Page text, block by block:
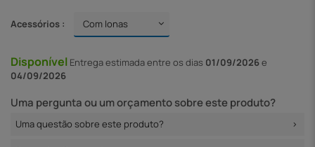
Acessórios :
Disponível Entregaestimada entre os dias 01/09/2026e
04/09/2026
Uma pergunta ou um orçamento sobre este produto?
Uma questão sobre este produto?